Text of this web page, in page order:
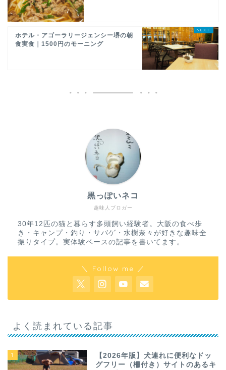
ホテル・アゴーラリージェンシー堺の朝
食実食｜1500円のモーニング
趣味人ブロガー
黒っぽいネコ
30年12匹の猫と暮らす多頭飼い経験者。大阪の食べ歩
き・キャンプ・釣り・サバゲ・水樹奈々が好きな趣味全
振りタイプ。実体験ベースの記事を書いてます。
＼ Follow me ／
よく読まれている記事
1
【2026年版】犬連れに便利なドッ
グフリー（柵付き）サイトのあるキ